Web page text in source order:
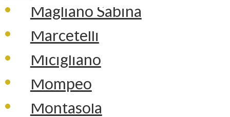
Magliano Sabina
Marcetelli
Micigliano
Mompeo
Montasola